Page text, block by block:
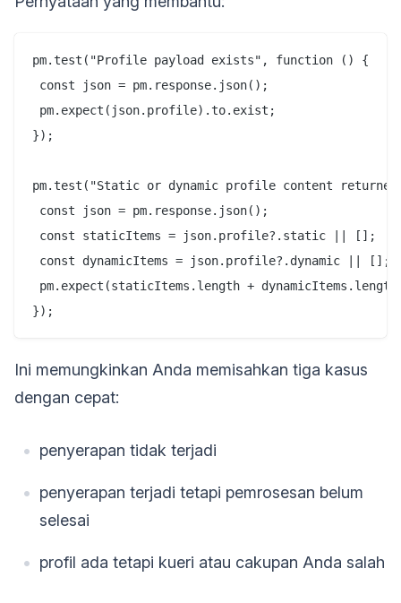
pm.test("Profile payload exists", function () {
const json = pm.response.json();
pm.expect(json.profile).to.exist;
});
pm.test("Static or dynamic profile content
const json = pm.response.json();
const staticItems = json.profile?.static || [];
const dynamicItems = json.profile?.dynamic || [];
pm.expect(staticItems.length +
Ini memungkinkan Anda memisahkan tiga kasus
dengan cepat:
penyerapan tidak terjadi
penyerapan terjadi tetapi pemrosesan belum
selesai
profil ada tetapi kueri atau cakupan Anda salah